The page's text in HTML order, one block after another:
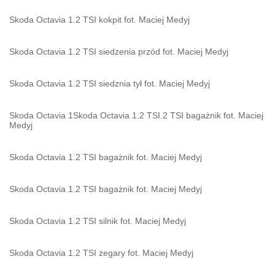
Skoda Octavia 1.2 TSI kokpit fot. Maciej Medyj
Skoda Octavia 1.2 TSI siedzenia przód fot. Maciej Medyj
Skoda Octavia 1.2 TSI siedznia tył fot. Maciej Medyj
Skoda Octavia 1Skoda Octavia 1.2 TSI.2 TSI bagażnik fot. Maciej
Medyj
Skoda Octavia 1.2 TSI bagażnik fot. Maciej Medyj
Skoda Octavia 1.2 TSI bagażnik fot. Maciej Medyj
Skoda Octavia 1.2 TSI silnik fot. Maciej Medyj
Skoda Octavia 1.2 TSI zegary fot. Maciej Medyj